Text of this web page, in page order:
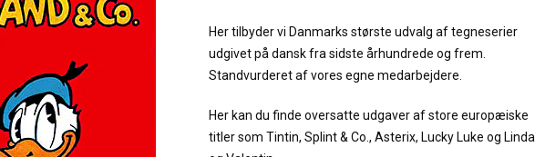
Her tilbyder vi Danmarks største udvalg af tegneserier
udgivet på dansk fra sidste århundrede og frem.
Standvurderet af vores egne medarbejdere.
Her kan du finde oversatte udgaver af store europæiske
titler som Tintin, Splint & Co., Asterix, Lucky Luke og Linda